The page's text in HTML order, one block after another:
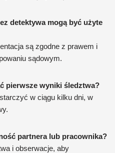
detektywa mogą być użyte
są zgodne z prawem i
sądowym.
pierwsze wyniki śledztwa?
w ciągu kilku dni, w
partnera lub pracownika?
i obserwacje, aby